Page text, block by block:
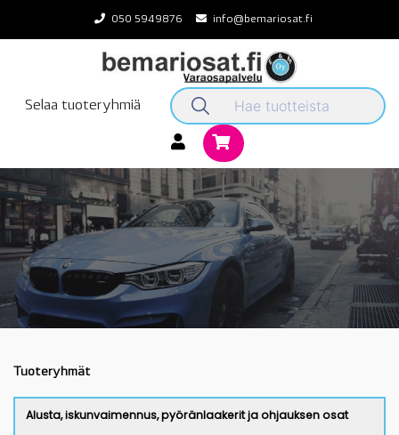
content
050 5949876 info@bemariosat.fi
Selaa tuoteryhmiä
Tuoteryhmät
Alusta, iskunvaimennus, pyöränlaakerit ja ohjauksen osat